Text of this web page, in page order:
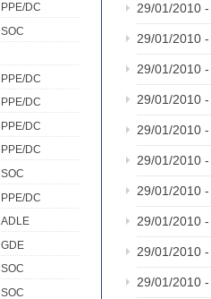
PPE/DC
SOC
PPE/DC
PPE/DC
PPE/DC
PPE/DC
SOC
PPE/DC
ADLE
GDE
SOC
SOC
29/01/2010 -
29/01/2010 -
29/01/2010 -
29/01/2010 -
29/01/2010 -
29/01/2010 -
29/01/2010 -
29/01/2010 -
29/01/2010 -
29/01/2010 -